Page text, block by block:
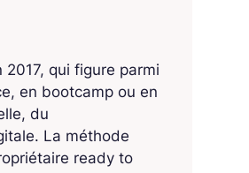
qui figure parmi
en bootcamp ou en
du
La méthode
ready to